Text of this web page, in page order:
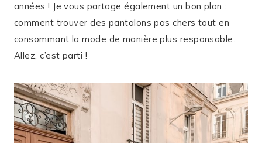
années ! Je vous partage également un bon plan :
comment trouver des pantalons pas chers tout en
consommant la mode de manière plus responsable.
Allez, c’est parti !